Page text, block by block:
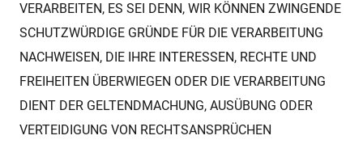
VERARBEITEN, ES SEI DENN, WIR KÖNNEN ZWINGENDE
SCHUTZWÜRDIGE GRÜNDE FÜR DIE VERARBEITUNG
NACHWEISEN, DIE IHRE INTERESSEN, RECHTE UND
FREIHEITEN ÜBERWIEGEN ODER DIE VERARBEITUNG
DIENT DER GELTENDMACHUNG, AUSÜBUNG ODER
VERTEIDIGUNG VON RECHTSANSPRÜCHEN